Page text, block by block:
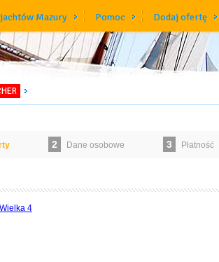
Mazury Pomoc Dodaj ofertę
2 Dane osobowe 3 Płatność